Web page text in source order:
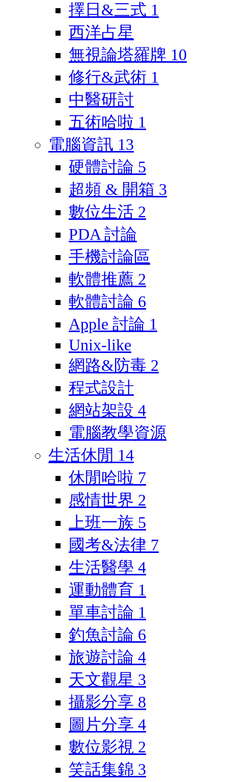
擇日&三式 1
西洋占星
無視論塔羅牌 10
修行&武術 1
中醫研討
五術哈啦 1
電腦資訊 13
硬體討論 5
超頻 & 開箱 3
數位生活 2
PDA 討論
手機討論區
軟體推薦 2
軟體討論 6
Apple 討論 1
Unix-like
網路&防毒 2
程式設計
網站架設 4
電腦教學資源
生活休閒 14
休閒哈啦 7
感情世界 2
上班一族 5
國考&法律 7
生活醫學 4
運動體育 1
單車討論 1
釣魚討論 6
旅遊討論 4
天文觀星 3
攝影分享 8
圖片分享 4
數位影視 2
笑話集錦 3